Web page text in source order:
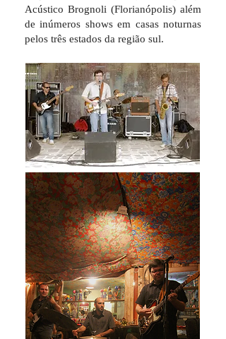
Acústico Brognoli (Florianópolis) além
de inúmeros shows em casas noturnas
pelos três estados da região sul.